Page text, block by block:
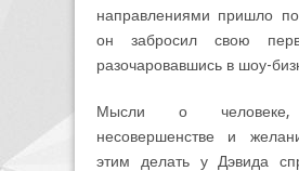
направлениями пришло
он забросил свою
разочаровавшись в шоу-
Мысли о
несовершенстве и
этим делать у Дэвида